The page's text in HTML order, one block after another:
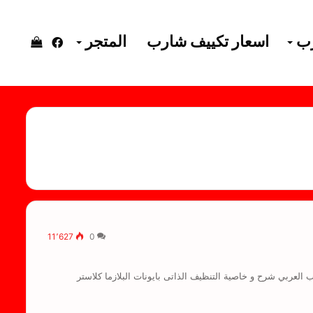
اسعار تكييف شارب المتجر فيسبوك
0 11٬627
العربي شرح و خاصية التنظيف الذاتى بايونات البلازما كلاستر